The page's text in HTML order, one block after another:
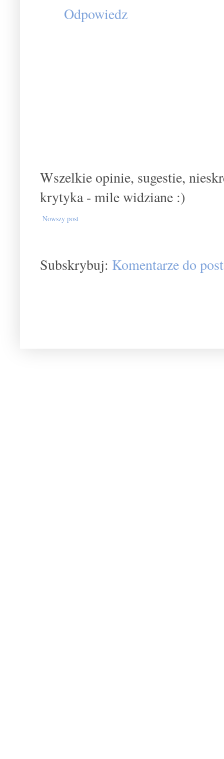
Odpowiedz
Wszelkie opinie, sugestie,
krytyka - mile widziane :)
Nowszy post
Subskrybuj: Komentarze do